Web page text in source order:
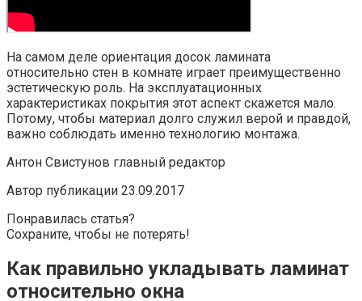
На самом деле ориентация досок ламината
относительно стен в комнате играет преимущественно
эстетическую роль. На эксплуатационных
характеристиках покрытия этот аспект скажется мало.
Потому, чтобы материал долго служил верой и правдой,
важно соблюдать именно технологию монтажа.
Антон Свистунов главный редактор
Автор публикации 23.09.2017
Понравилась статья?
Сохраните, чтобы не потерять!
Как правильно укладывать ламинат
относительно окна